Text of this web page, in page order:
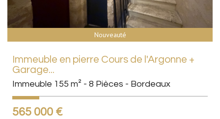
Nouveauté
Immeuble en pierre Cours de l'Argonne +
Garage...
Immeuble 155 m² - 8 Pièces - Bordeaux
565 000 €